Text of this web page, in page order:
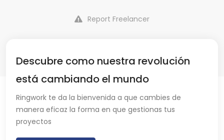
Report Freelancer
Descubre como nuestra revolución
está cambiando el mundo
Ringwork te da la bienvenida a que cambies de
manera eficaz la forma en que gestionas tus
proyectos